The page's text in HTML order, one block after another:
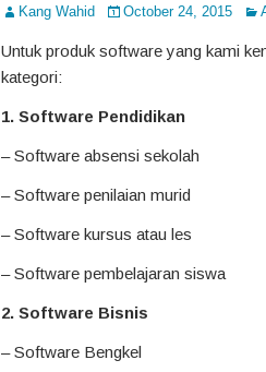
Kang Wahid October 24, 2015
Untuk produk software yang kami
kategori:
1. Software Pendidikan
– Software absensi sekolah
– Software penilaian murid
– Software kursus atau les
– Software pembelajaran siswa
2. Software Bisnis
– Software Bengkel